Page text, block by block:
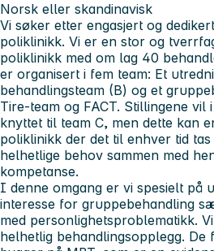
Norsk eller skandinavisk
Vi søker etter engasjert og
poliklinikk. Vi er en stor og
poliklinikk med om lag 40
er organisert i fem team: Et
behandlingsteam (B) og et
Tire-team og FACT. Stillingene vil
knyttet til team C, men dette kan
poliklinikk der det til enhver tid
helhetlige behov sammen med
kompetanse.
I denne omgang er vi spesielt på
interesse for gruppebehandling
med personlighetsproblematikk.
helhetlig behandlingsopplegg.